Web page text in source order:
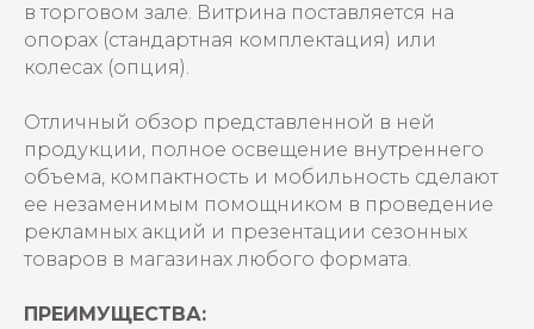
в торговом зале. Витрина поставляется на
опорах (стандартная комплектация) или
колесах (опция).
Отличный обзор представленной в ней
продукции, полное освещение внутреннего
объема, компактность и мобильность сделают
ее незаменимым помощником в проведение
рекламных акций и презентации сезонных
товаров в магазинах любого формата.
ПРЕИМУЩЕСТВА: